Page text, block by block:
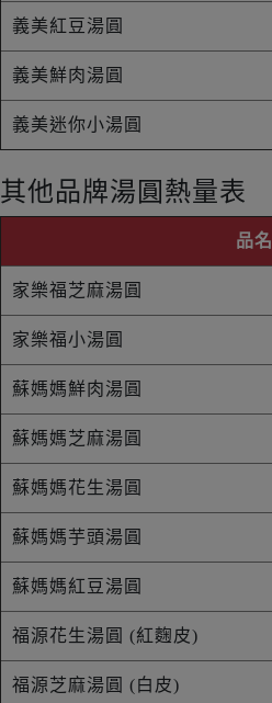
義美紅豆湯圓
義美鮮肉湯圓
義美迷你小湯圓
其他品牌湯圓熱量表
品名
家樂福芝麻湯圓
家樂福小湯圓
蘇媽媽鮮肉湯圓
蘇媽媽芝麻湯圓
蘇媽媽花生湯圓
蘇媽媽芋頭湯圓
蘇媽媽紅豆湯圓
福源花生湯圓 (紅麴皮)
福源芝麻湯圓 (白皮)